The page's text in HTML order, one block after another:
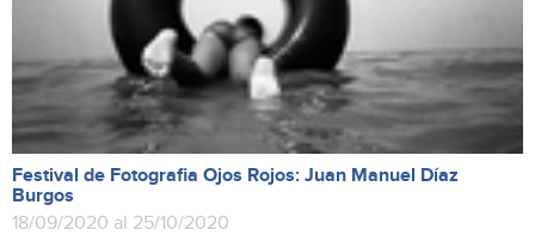
Festival de Fotografia Ojos Rojos: Juan Manuel Díaz
Burgos
18/09/2020 al 25/10/2020